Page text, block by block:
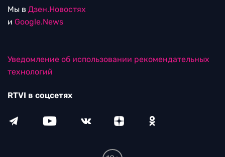
Мы в Дзен.Новостях
и Google.News
Уведомление об использовании рекомендательных
технологий
RTVI в соцсетях